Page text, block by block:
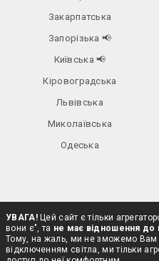
Закарпатська
Запорізька 📢
Київська📢
Кіровоградська
Львівська
Миколаївська
Одеська
УВАГА!Цей сайт є тільки
вони є", та не має відношення до
Тому, на жаль, ми не зможемо Вам
відключенням світла, ми тільки